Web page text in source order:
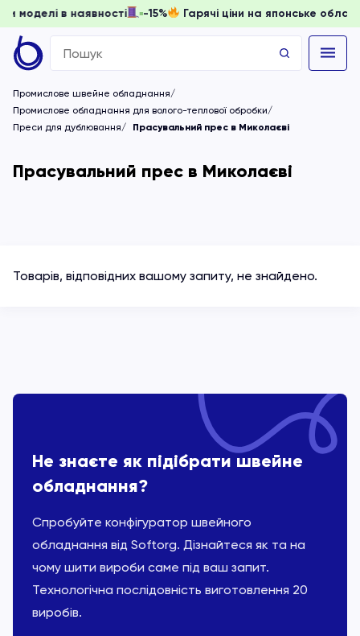
моделі в наявності -15% Гарячі ціни на японське
Search
for:
Промислове швейне обладнання
Промислове обладнання для волого-теплової обробки
Преси для дублювання
Прасувальний прес в Миколаєві
Прасувальний прес в Миколаєві
Товарів, відповідних вашому запиту, не знайдено.
Не знаєте як підібрати швейне
обладнання?
Спробуйте конфігуратор швейного
обладнання від Softorg. Дізнайтеся як та на
чому шити вироби саме під ваш запит.
Технологічна послідовність виготовлення 20
виробів.